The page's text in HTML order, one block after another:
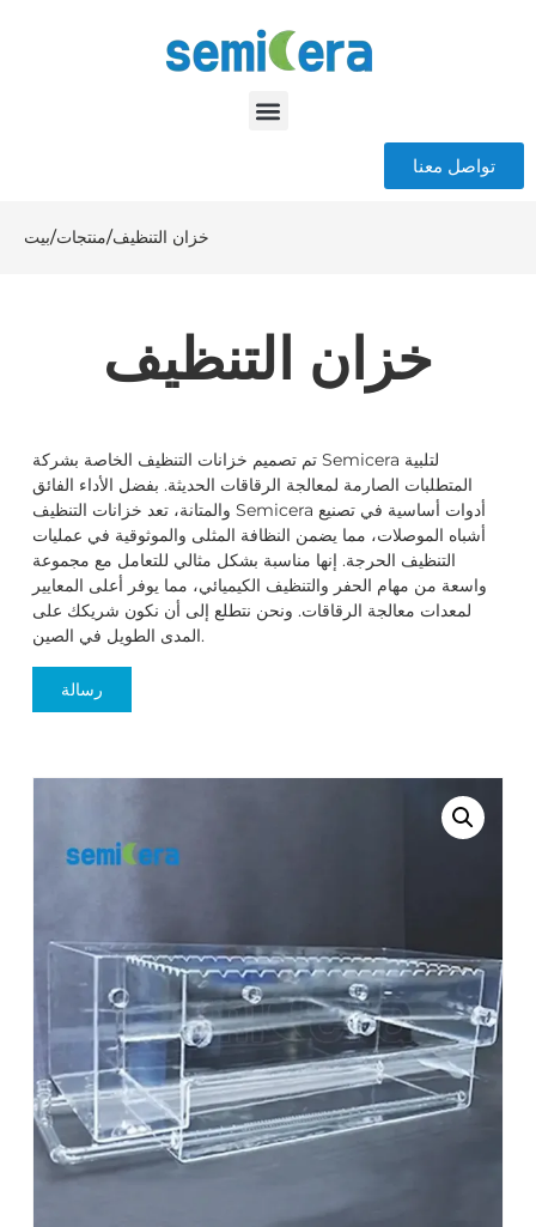
تواصل معنا
بيت/منتجات/خزان التنظيف
خزان التنظيف
تم تصميم خزانات التنظيف الخاصة بشركة Semicera لتلبية
المتطلبات الصارمة لمعالجة الرقاقات الحديثة. بفضل الأداء الفائق
والمتانة، تعد خزانات التنظيف Semicera أدوات أساسية في تصنيع
أشباه الموصلات، مما يضمن النظافة المثلى والموثوقية في عمليات
التنظيف الحرجة. إنها مناسبة بشكل مثالي للتعامل مع مجموعة
واسعة من مهام الحفر والتنظيف الكيميائي، مما يوفر أعلى المعايير
لمعدات معالجة الرقاقات. ونحن نتطلع إلى أن نكون شريكك على
المدى الطويل في الصين.
رسالة